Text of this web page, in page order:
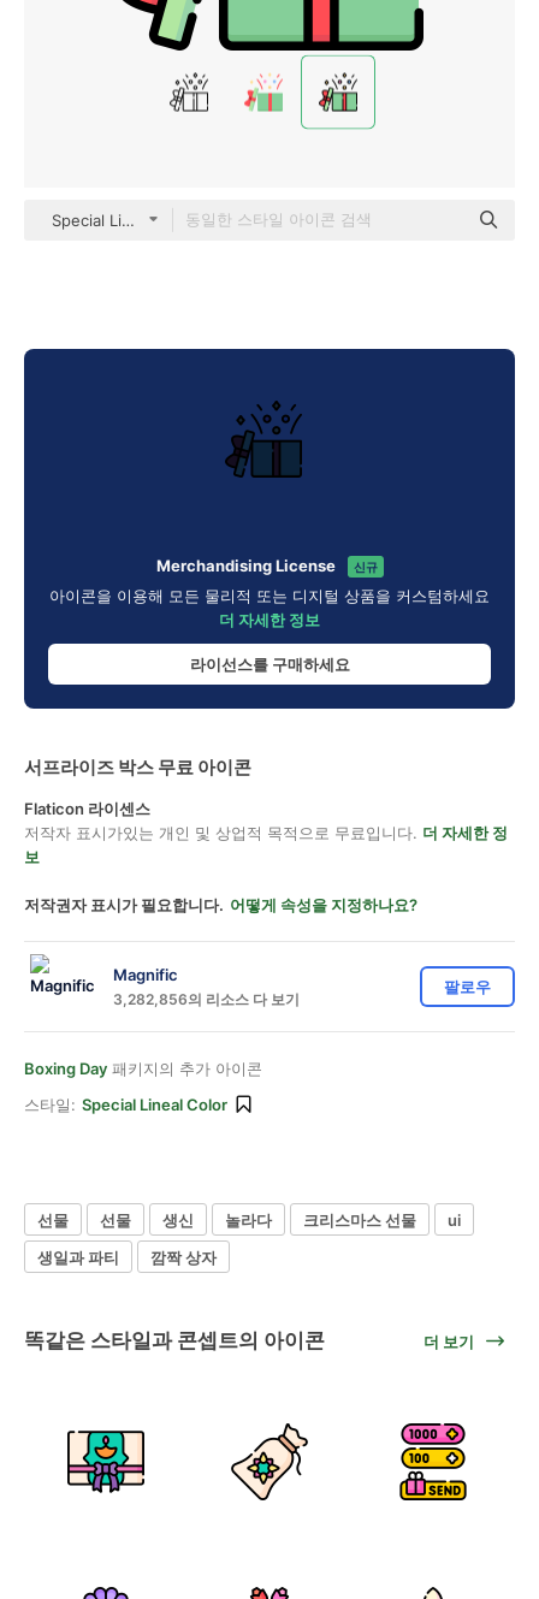
Special Lineal color
Merchandising License 신규
아이콘을 이용해 모든 물리적 또는 디지털 상품을 커스텀하세요
더 자세한 정보
라이선스를 구매하세요
서프라이즈 박스 무료 아이콘
Flaticon 라이센스
저작자 표시가있는 개인 및 상업적 목적으로 무료입니다. 더 자세한 정
보
저작권자 표시가 필요합니다. 어떻게 속성을 지정하나요?
Magnific
3,282,856의 리소스 다 보기
팔로우
Boxing Day 패키지의 추가 아이콘
스타일: Special Lineal Color
선물 선물 생신 놀라다 크리스마스 선물
ui
생일과 파티
깜짝 상자
똑같은 스타일과 콘셉트의 아이콘 더 보기